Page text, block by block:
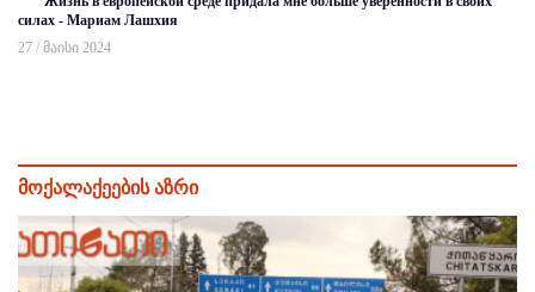
силах - Мариам Лашхия
27 / მაისი 2024
მოქალაქეების აზრი